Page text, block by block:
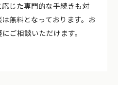
じた専門的な手続きも対
無料となっております。お
ご相談いただけます。